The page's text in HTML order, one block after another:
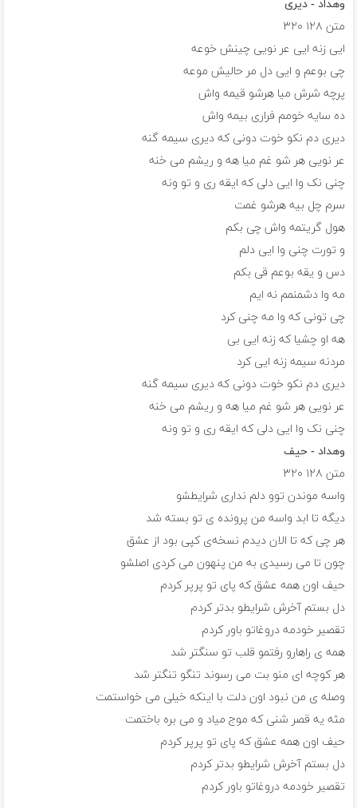
وهداد - دیری
متن ۱۲۸ ۳۲۰
ایی زنه ایی عر نویی چینش خوعه
چی‌ بوعم و ایی دل مر حالیش موعه
پرچه شرش میا هرشو قیمه واش
ده سایه خومم فراری بیمه واش
دیری دم نکو خوت دونی که دیری سیمه گنه
عر نویی هر شو غم میا هه و ریشم می خنه
چنی نک وا ایی دلی که ایقه ری و تو ونه
سرم چل بیه هرشو غمت
هول گریتمه واش چی بکم
و تورت چنی وا ایی دلم
دس و یقه بوعم قی بکم
مه وا دشمنمم نه ایم
چی تونی که وا مه چنی کرد
هه او چشیا که زنه ایی بی
مردنه سیمه زنه ایی کرد
دیری دم نکو خوت دونی که دیری سیمه گنه
عر نویی هر شو غم میا هه و ریشم می خنه
چنی نک وا ایی دلی که ایقه ری و تو ونه
وهداد - حیف
متن ۱۲۸ ۳۲۰
واسه موندن توو دلم نداری شرایطشو
دیگه تا ابد واسه من پرونده ی تو بسته شد
هر چی که تا الان دیدم نسخه‌ی کپی بود از عشق
چون تا می رسیدی به من پنهون می کردی اصلشو
حیف اون همه عشق که پای تو پرپر کردم
دل بستم آخرش شرایطو بدتر کردم
تقصیر خودمه دروغاتو باور کردم
همه ی راهارو رفتمو قلب تو سنگتر شد
هر کوچه ای منو بت می رسوند تنگو تنگتر شد
وصله ی من نبود اون دلت با اینکه خیلی می خواستمت
مثه یه قصر شنی که موج میاد و می بره باختمت
حیف اون همه عشق که پای تو پرپر کردم
دل بستم آخرش شرایطو بدتر کردم
تقصیر خودمه دروغاتو باور کردم